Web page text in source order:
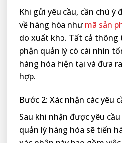
Khi gửi yêu cầu, cần chú
về hàng hóa nhưmã sản
do xuất kho. Tất cả thông
phận quản lý có cái nhìn
hàng hóa hiện tại và đưa
hợp.
Bước 2: Xác nhận các yêu
Sau khi nhận được yêu
quản lý hàng hóa sẽ tiến